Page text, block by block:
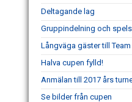
Deltagande lag
Gruppindelning och
Långväga gäster till
Halva cupen fylld!
Anmälan till 2017 års
Se bilder från cupen